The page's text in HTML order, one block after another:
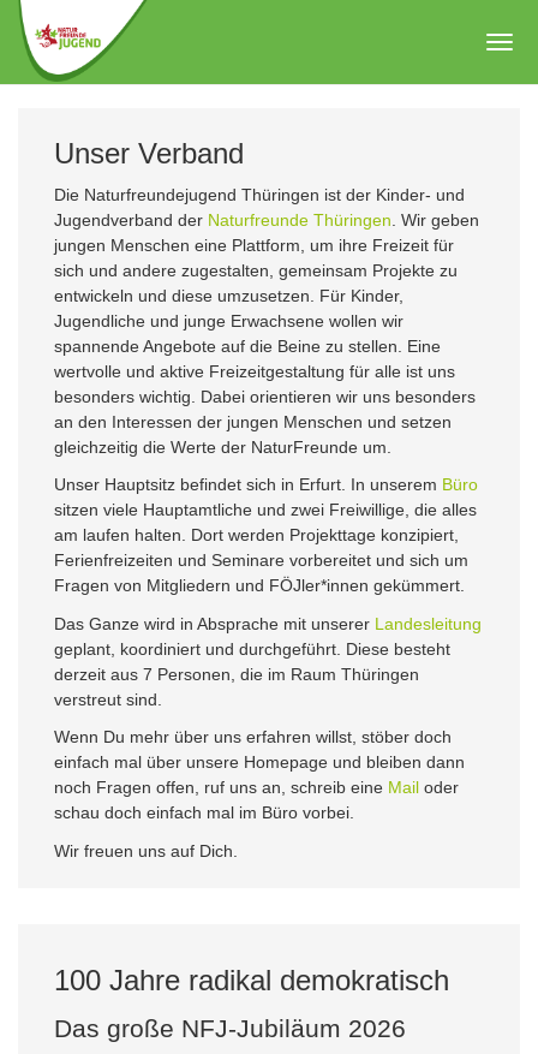
Zum
Hauptinhalt
springen
Unser Verband
Die Naturfreundejugend Thüringen ist der Kinder- und
Jugendverband der Naturfreunde Thüringen . Wir geben
jungen Menschen eine Plattform, um ihre Freizeit für
sich und andere zugestalten, gemeinsam Projekte zu
entwickeln und diese umzusetzen. Für Kinder,
Jugendliche und junge Erwachsene wollen wir
spannende Angebote auf die Beine zu stellen. Eine
wertvolle und aktive Freizeitgestaltung für alle ist uns
besonders wichtig. Dabei orientieren wir uns besonders
an den Interessen der jungen Menschen und setzen
gleichzeitig die Werte der NaturFreunde um.
Unser Hauptsitz befindet sich in Erfurt. In unserem Büro
sitzen viele Hauptamtliche und zwei Freiwillige, die alles
am laufen halten. Dort werden Projekttage konzipiert,
Ferienfreizeiten und Seminare vorbereitet und sich um
Fragen von Mitgliedern und FÖJler*innen gekümmert.
Das Ganze wird in Absprache mit unserer Landesleitung
geplant, koordiniert und durchgeführt. Diese besteht
derzeit aus 7 Personen, die im Raum Thüringen
verstreut sind.
Wenn Du mehr über uns erfahren willst, stöber doch
einfach mal über unsere Homepage und bleiben dann
noch Fragen offen, ruf uns an, schreib eine Mail oder
schau doch einfach mal im Büro vorbei.
Wir freuen uns auf Dich.
100 Jahre radikal demokratisch
Das große NFJ-Jubiläum 2026